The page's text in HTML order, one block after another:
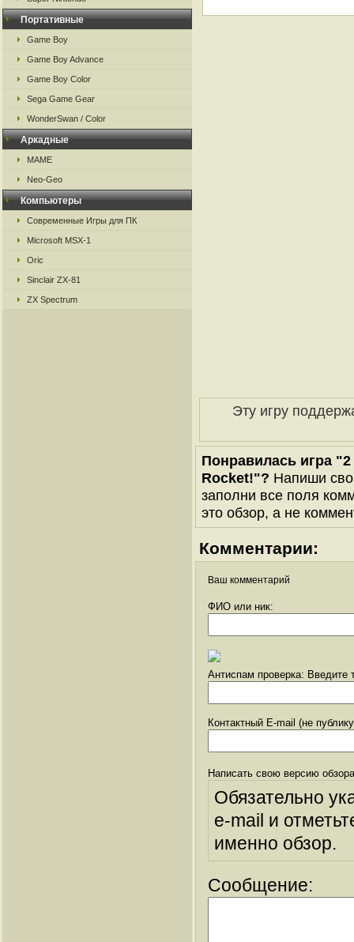
Портативные
Game Boy
Game Boy Advance
Game Boy Color
Sega Game Gear
WonderSwan / Color
Аркадные
MAME
Neo-Geo
Компьютеры
Современные Игры для ПК
Microsoft MSX-1
Oric
Sinclair ZX-81
ZX Spectrum
Эту игру
Понравилась игра
Rocket!"? Напиши
заполни все поля
это обзор, а не
Комментарии:
Ваш комментарий
ФИО или ник:
Антиспам проверка: Введите
Контактный E-mail (не
Написать свою версию
Обязательно
e-mail и
именно обзор.
Сообщение: